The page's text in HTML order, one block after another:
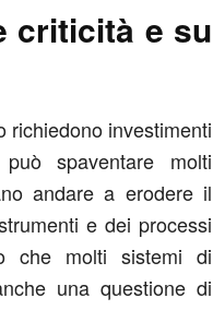
criticità e su
richiedono investimenti
spaventare molti
andare a erodere il
e dei processi
che molti sistemi di
una questione di